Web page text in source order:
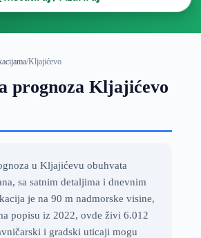
/Kljajićevo
prognoza Kljajićevo
u Kljajićevu obuhvata
sa satnim detaljima i dnevnim
je na 90 m nadmorske visine,
popisu iz 2022, ovde živi 6.012
i gradski uticaji mogu